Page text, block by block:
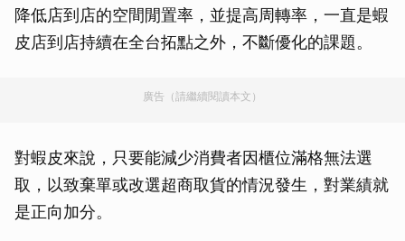
降低店到店的空間閒置率，並提高周轉率，一直是蝦
皮店到店持續在全台拓點之外，不斷優化的課題。
廣告（請繼續閱讀本文）
對蝦皮來說，只要能減少消費者因櫃位滿格無法選
取，以致棄單或改選超商取貨的情況發生，對業績就
是正向加分。